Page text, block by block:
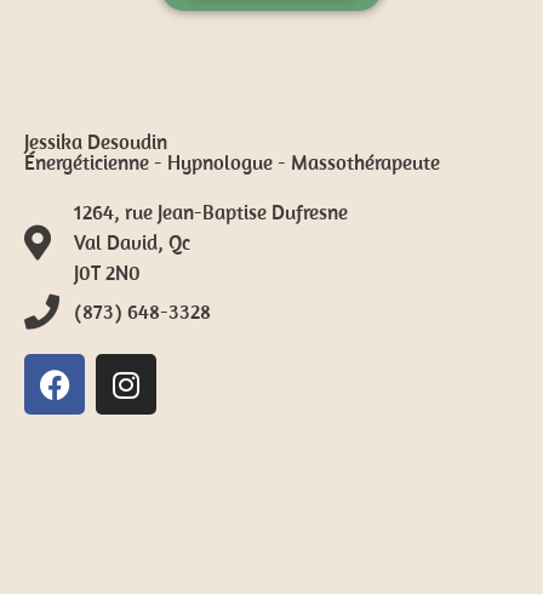
Jessika Desoudin
Énergéticienne - Hypnologue - Massothérapeute
1264, rue Jean-Baptise Dufresne
Val David, Qc
J0T 2N0
(873) 648-3328